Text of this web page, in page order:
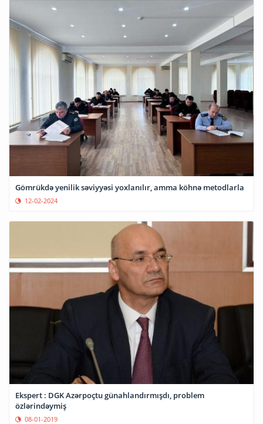
Gömrükdə yenilik səviyyəsi yoxlanılır, amma köhnə metodlarla
12-02-2024
Ekspert : DGK Azərpoçtu günahlandırmışdı, problem
özlərindəymiş
08-01-2019